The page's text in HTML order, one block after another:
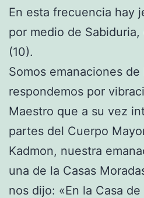
En esta frecuencia hay
por medio de
(10).
Somos emanaciones de
respondemos por
Maestro que a su vez
partes del Cuerpo
Kadmon, nuestra
una de la Casas
nos dijo: «En la Casa